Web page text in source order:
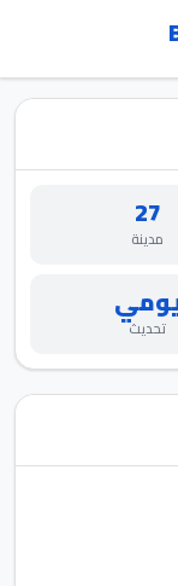
27
مدينة
تحديث